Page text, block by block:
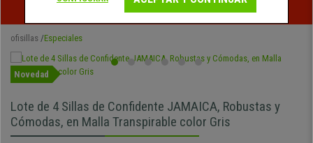
Exclusivos por Tiempo Limitado - Ver Promo
ofisillas Especiales
Novedad
Lote de 4 Sillas de Confidente JAMAICA, Robustas y
Cómodas, en Malla Transpirable color Gris